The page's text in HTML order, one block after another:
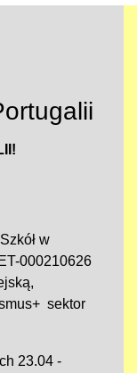
w
000210626
sektor
23.04 -